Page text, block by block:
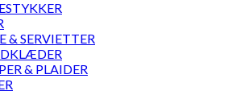
& SERVIETTER
& PLAIDER